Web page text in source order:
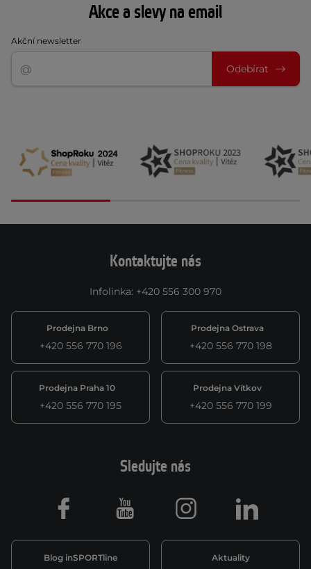
Akce a slevy na email
Akční newsletter
Odebírat
Kontaktujte nás
Infolinka: +420 556 300 970
Prodejna Brno
+420 556 770 196
Prodejna Ostrava
+420 556 770 198
Prodejna Praha 10
+420 556 770 195
Prodejna Vítkov
+420 556 770 199
Sledujte nás
Blog inSPORTline Aktuality
Facebook Youtube Instagram LinkedIn